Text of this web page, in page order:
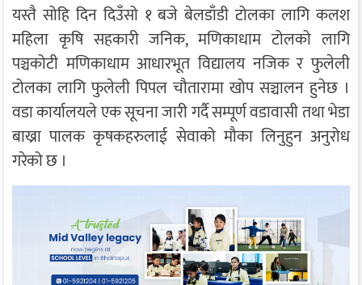
यस्तै सोहि दिन दिउँसो १ बजे बेलडाँडी टोलका लागि कलश
महिला कृषि सहकारी जनिक, मणिकाधाम टोलको लागि
पञ्चकोटी मणिकाधाम आधारभूत विद्यालय नजिक र फुलेली
टोलका लागि फुलेली पिपल चौतारामा खोप सञ्चालन हुनेछ ।
वडा कार्यालयले एक सूचना जारी गर्दै सम्पूर्ण वडावासी तथा भेडा
बाख्रा पालक कृषकहरुलाई सेवाको मौका लिनुहुन अनुरोध
गरेको छ ।